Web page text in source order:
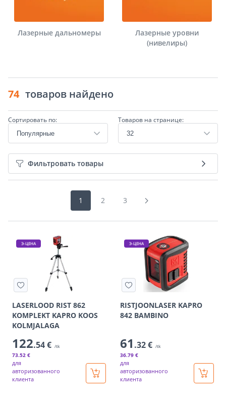
Лазерные дальномеры
Лазерные уровни
(нивелиры)
74 товаров найдено
Сортировать по: Товаров на странице:
Фильтровать товары
1 2 3
Э-ЦЕНА
LASERLOOD RIST 862
KOMPLEKT KAPRO KOOS
KOLMJALAGA
122.54 € /tk
73.52 €
для
авторизованного
клиента
Э-ЦЕНА
RISTJOONLASER KAPRO
842 BAMBINO
61 .32 € /tk
36.79 €
для
авторизованного
клиента